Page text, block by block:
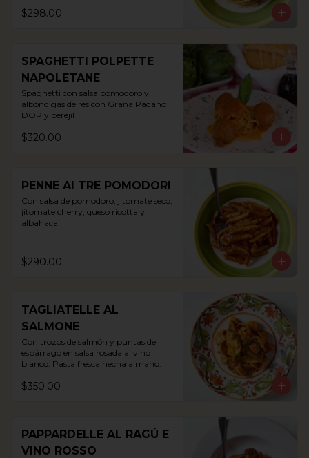
$298.00
SPAGHETTI POLPETTE
NAPOLETANE
Spaghetti con salsa pomodoro y
albóndigas de res con Grana Padano
DOP y perejil
$320.00
PENNE AI TRE POMODORI
Con salsa de pomodoro, jitomate seco,
jitomate cherry, queso ricotta y
albahaca.
$290.00
TAGLIATELLE AL
SALMONE
Con trozos de salmón y puntas de
espárrago en salsa rosada al vino
blanco. Pasta fresca hecha a mano.
$350.00
PAPPARDELLE AL RAGÚ E
VINO ROSSO